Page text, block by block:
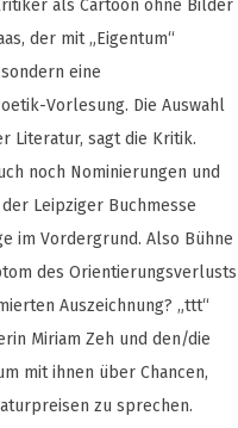
als Cartoon ohne Bilder
der mit „Eigentum“
eine
Vorlesung. Die Auswahl
Literatur, sagt die Kritik.
noch Nominierungen und
Leipziger Buchmesse
im Vordergrund. Also Bühne
des Orientierungsverlusts
Auszeichnung? „ttt“
Miriam Zeh und den/die
mit ihnen über Chancen,
zu sprechen.